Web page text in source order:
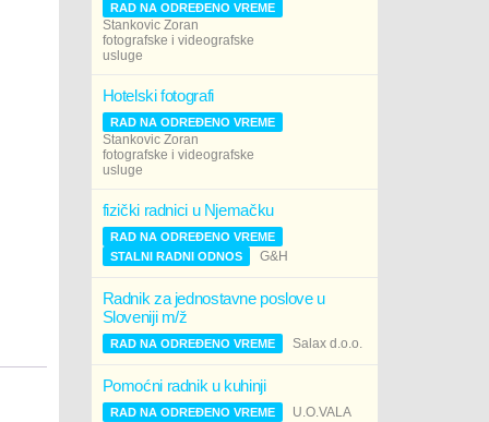
RAD NA ODREĐENO VREME
Stankovic Zoran
fotografske i videografske
usluge
Hotelski fotografi
RAD NA ODREĐENO VREME
Stankovic Zoran
fotografske i videografske
usluge
fizički radnici u Njemačku
RAD NA ODREĐENO VREME
STALNI RADNI ODNOS
G&H
Radnik za jednostavne poslove u
Sloveniji m/ž
RAD NA ODREĐENO VREME Salax d.o.o.
Pomoćni radnik u kuhinji
RAD NA ODREĐENO VREME U.O.VALA